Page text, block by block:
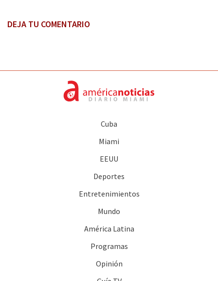
DEJA TU COMENTARIO
Cuba
Miami
EEUU
Deportes
Entretenimientos
Mundo
América Latina
Programas
Opinión